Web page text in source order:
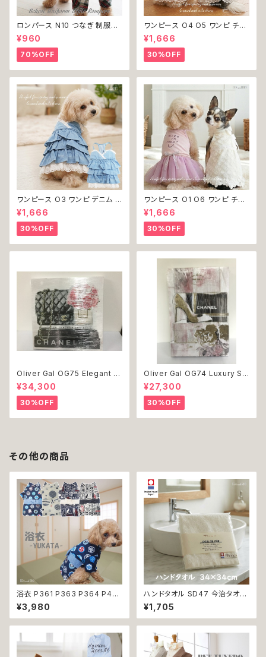
ロンパース N10 つなぎ 制服風
チェック柄 グレー 灰色 コスチュ
ーム コスプレ ドッグウェア dog
犬 猫 ペット 服 犬服 洋服 オシ
ャレ かわいい 小型犬 返品交換
不可
¥960
70%OFF
ワンピース O4 O5 ワンピ チェ
ック プリーツ レース 女の子 犬
犬服 小型 猫 服 洋服 ペット do
g ドッグウェア おしゃれ かわい
い 返品交換不可
¥1,666
30%OFF
ワンピース O3 ワンピ デニム プ
リーツ レース 女の子 犬 犬服
小型 猫 服 洋服 ペット dog ド
ッグウェア おしゃれ かわいい 返
品交換不可
¥1,666
30%OFF
ワンピース O1 O6 ワンピ チュ
ール レース 花 フラワー 女の子
犬 犬服 小型 猫 服 洋服 ペット
dog ドッグウェア おしゃれ かわ
いい 返品交換不可
¥1,666
30%OFF
Oliver Gal OG75 Elegant E
ssentials Paris 絵 アート イ
ンテリア お祝い 贈り物 プレゼ
ント 結婚 新築 開店 周年 バー
スデイ 誕生日 ご褒美
¥34,300
30%OFF
Oliver Gal OG74 Luxury St
acked Shoes Rose Giftbo
x 絵 アート インテリア お祝い
贈り物 プレゼント 結婚 新築 開
店 周年 バースデイ 誕生日 ご褒
美
¥27,300
30%OFF
その他の商品
浴衣 P361 P363 P364 P40
3 ハンドメイド 手鞠 紺 ネイビ
ー 白 ホワイト きなり ドッグ ウ
ェア ドッグウエア 犬 猫 ペット
装 和柄 小型犬 子犬 仔犬 夏 返
品交換不可
¥3,980
ハンドタオル SD47 今治タオル
タオル 34×34cm Imabari Tir
er 白 アイボリー ラムコ糸 イン
ド綿 贅沢タオル 高級 シンプル
¥1,705